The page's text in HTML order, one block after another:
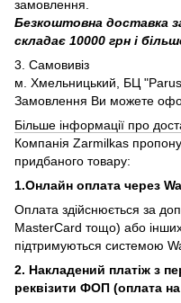
замовлення.
Безкоштовна доставка
складає 10000 грн і
3. Самовивіз
м. Хмельницький, БЦ
Замовлення Ви можете
Більше інформації про
Компанія Zarmilkas
придбаного товару:
1.Онлайн оплата через
Оплата здійснюється за
MasterCard тощо) або
підтримуються системою
2. Накладений платіж з
реквізити ФОП (оплата